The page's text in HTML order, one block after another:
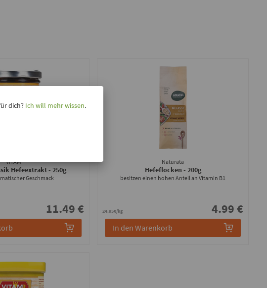
VITAM
Hefeextrakt- 250g
Geschmack
11.49 €
Naturata
Hefeflocken - 200g
besitzen einen hohen Anteil an Vitamin B1
24.95€/kg 4.99 €
In den Warenkorb
dich?Ich will mehr wissen.